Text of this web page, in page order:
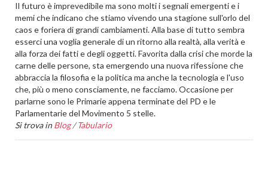
Il futuro è imprevedibile ma sono molti i segnali emergenti e i
memi che indicano che stiamo vivendo una stagione sull'orlo del
caos e foriera di grandi cambiamenti. Alla base di tutto sembra
esserci una voglia generale di un ritorno alla realtà, alla verità e
alla forza dei fatti e degli oggetti. Favorita dalla crisi che morde la
carne delle persone, sta emergendo una nuova rifessione che
abbraccia la filosofia e la politica ma anche la tecnologia e l'uso
che, più o meno consciamente, ne facciamo. Occasione per
parlarne sono le Primarie appena terminate del PD e le
Parlamentarie del Movimento 5 stelle.
Si trova in Blog /Tabulario